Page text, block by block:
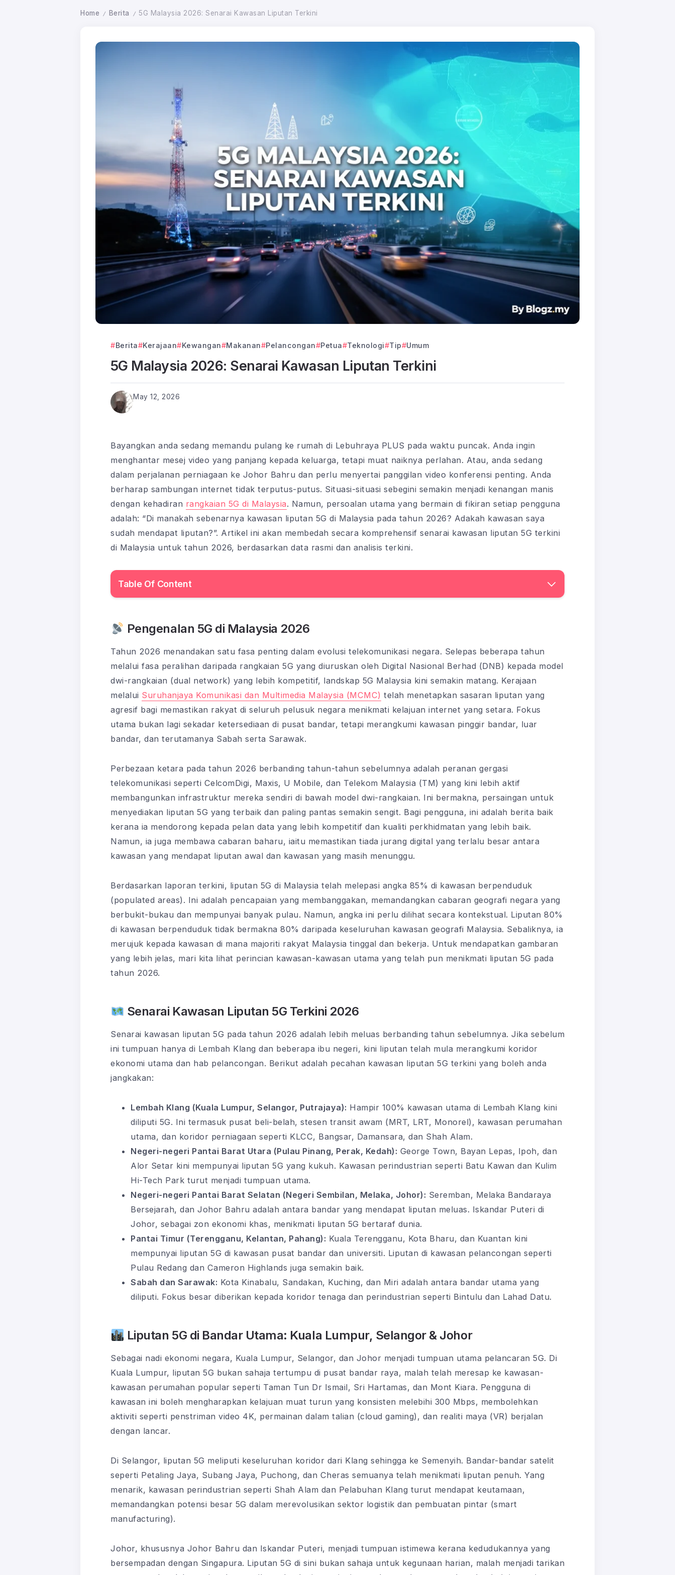
Home / Berita / 5G Malaysia 2026: Senarai Kawasan Liputan Terkini
Berita Kerajaan Kewangan Makanan Pelancongan Petua Teknologi Tip Umum
5G Malaysia 2026: Senarai Kawasan Liputan Terkini
May 12, 2026
Bayangkan anda sedang memandu pulang ke rumah di Lebuhraya PLUS pada waktu puncak. Anda ingin
menghantar mesej video yang panjang kepada keluarga, tetapi muat naiknya perlahan. Atau, anda sedang
dalam perjalanan perniagaan ke Johor Bahru dan perlu menyertai panggilan video konferensi penting. Anda
berharap sambungan internet tidak terputus-putus. Situasi-situasi sebegini semakin menjadi kenangan manis
dengan kehadiran rangkaian 5G di Malaysia. Namun, persoalan utama yang bermain di fikiran setiap pengguna
adalah: “Di manakah sebenarnya kawasan liputan 5G di Malaysia pada tahun 2026? Adakah kawasan saya
sudah mendapat liputan?”. Artikel ini akan membedah secara komprehensif senarai kawasan liputan 5G terkini
di Malaysia untuk tahun 2026, berdasarkan data rasmi dan analisis terkini.
Table Of Content
Pengenalan 5G di Malaysia 2026
Tahun 2026 menandakan satu fasa penting dalam evolusi telekomunikasi negara. Selepas beberapa tahun
melalui fasa peralihan daripada rangkaian 5G yang diuruskan oleh Digital Nasional Berhad (DNB) kepada model
dwi-rangkaian (dual network) yang lebih kompetitif, landskap 5G Malaysia kini semakin matang. Kerajaan
melalui Suruhanjaya Komunikasi dan Multimedia Malaysia (MCMC) telah menetapkan sasaran liputan yang
agresif bagi memastikan rakyat di seluruh pelusuk negara menikmati kelajuan internet yang setara. Fokus
utama bukan lagi sekadar ketersediaan di pusat bandar, tetapi merangkumi kawasan pinggir bandar, luar
bandar, dan terutamanya Sabah serta Sarawak.
Perbezaan ketara pada tahun 2026 berbanding tahun-tahun sebelumnya adalah peranan gergasi
telekomunikasi seperti CelcomDigi, Maxis, U Mobile, dan Telekom Malaysia (TM) yang kini lebih aktif
membangunkan infrastruktur mereka sendiri di bawah model dwi-rangkaian. Ini bermakna, persaingan untuk
menyediakan liputan 5G yang terbaik dan paling pantas semakin sengit. Bagi pengguna, ini adalah berita baik
kerana ia mendorong kepada pelan data yang lebih kompetitif dan kualiti perkhidmatan yang lebih baik.
Namun, ia juga membawa cabaran baharu, iaitu memastikan tiada jurang digital yang terlalu besar antara
kawasan yang mendapat liputan awal dan kawasan yang masih menunggu.
Berdasarkan laporan terkini, liputan 5G di Malaysia telah melepasi angka 85% di kawasan berpenduduk
(populated areas). Ini adalah pencapaian yang membanggakan, memandangkan cabaran geografi negara yang
berbukit-bukau dan mempunyai banyak pulau. Namun, angka ini perlu dilihat secara kontekstual. Liputan 80%
di kawasan berpenduduk tidak bermakna 80% daripada keseluruhan kawasan geografi Malaysia. Sebaliknya, ia
merujuk kepada kawasan di mana majoriti rakyat Malaysia tinggal dan bekerja. Untuk mendapatkan gambaran
yang lebih jelas, mari kita lihat perincian kawasan-kawasan utama yang telah pun menikmati liputan 5G pada
tahun 2026.
Senarai Kawasan Liputan 5G Terkini 2026
Senarai kawasan liputan 5G pada tahun 2026 adalah lebih meluas berbanding tahun sebelumnya. Jika sebelum
ini tumpuan hanya di Lembah Klang dan beberapa ibu negeri, kini liputan telah mula merangkumi koridor
ekonomi utama dan hab pelancongan. Berikut adalah pecahan kawasan liputan 5G terkini yang boleh anda
jangkakan:
Lembah Klang (Kuala Lumpur, Selangor, Putrajaya): Hampir 100% kawasan utama di Lembah Klang kini
diliputi 5G. Ini termasuk pusat beli-belah, stesen transit awam (MRT, LRT, Monorel), kawasan perumahan
utama, dan koridor perniagaan seperti KLCC, Bangsar, Damansara, dan Shah Alam.
Negeri-negeri Pantai Barat Utara (Pulau Pinang, Perak, Kedah): George Town, Bayan Lepas, Ipoh, dan
Alor Setar kini mempunyai liputan 5G yang kukuh. Kawasan perindustrian seperti Batu Kawan dan Kulim
Hi-Tech Park turut menjadi tumpuan utama.
Negeri-negeri Pantai Barat Selatan (Negeri Sembilan, Melaka, Johor): Seremban, Melaka Bandaraya
Bersejarah, dan Johor Bahru adalah antara bandar yang mendapat liputan meluas. Iskandar Puteri di
Johor, sebagai zon ekonomi khas, menikmati liputan 5G bertaraf dunia.
Pantai Timur (Terengganu, Kelantan, Pahang): Kuala Terengganu, Kota Bharu, dan Kuantan kini
mempunyai liputan 5G di kawasan pusat bandar dan universiti. Liputan di kawasan pelancongan seperti
Pulau Redang dan Cameron Highlands juga semakin baik.
Sabah dan Sarawak: Kota Kinabalu, Sandakan, Kuching, dan Miri adalah antara bandar utama yang
diliputi. Fokus besar diberikan kepada koridor tenaga dan perindustrian seperti Bintulu dan Lahad Datu.
Liputan 5G di Bandar Utama: Kuala Lumpur, Selangor & Johor
Sebagai nadi ekonomi negara, Kuala Lumpur, Selangor, dan Johor menjadi tumpuan utama pelancaran 5G. Di
Kuala Lumpur, liputan 5G bukan sahaja tertumpu di pusat bandar raya, malah telah meresap ke kawasan-
kawasan perumahan popular seperti Taman Tun Dr Ismail, Sri Hartamas, dan Mont Kiara. Pengguna di
kawasan ini boleh mengharapkan kelajuan muat turun yang konsisten melebihi 300 Mbps, membolehkan
aktiviti seperti penstriman video 4K, permainan dalam talian (cloud gaming), dan realiti maya (VR) berjalan
dengan lancar.
Di Selangor, liputan 5G meliputi keseluruhan koridor dari Klang sehingga ke Semenyih. Bandar-bandar satelit
seperti Petaling Jaya, Subang Jaya, Puchong, dan Cheras semuanya telah menikmati liputan penuh. Yang
menarik, kawasan perindustrian seperti Shah Alam dan Pelabuhan Klang turut mendapat keutamaan,
memandangkan potensi besar 5G dalam merevolusikan sektor logistik dan pembuatan pintar (smart
manufacturing).
Johor, khususnya Johor Bahru dan Iskandar Puteri, menjadi tumpuan istimewa kerana kedudukannya yang
bersempadan dengan Singapura. Liputan 5G di sini bukan sahaja untuk kegunaan harian, malah menjadi tarikan